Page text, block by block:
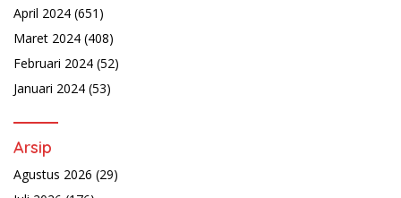
April 2024 (651)
Maret 2024 (408)
Februari 2024 (52)
Januari 2024 (53)
Arsip
Agustus 2026 (29)